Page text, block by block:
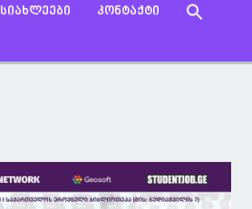
ᲡᲘᲐᲮᲚᲔᲔᲑᲘ ᲙᲝᲜᲢᲐᲥᲢᲘ